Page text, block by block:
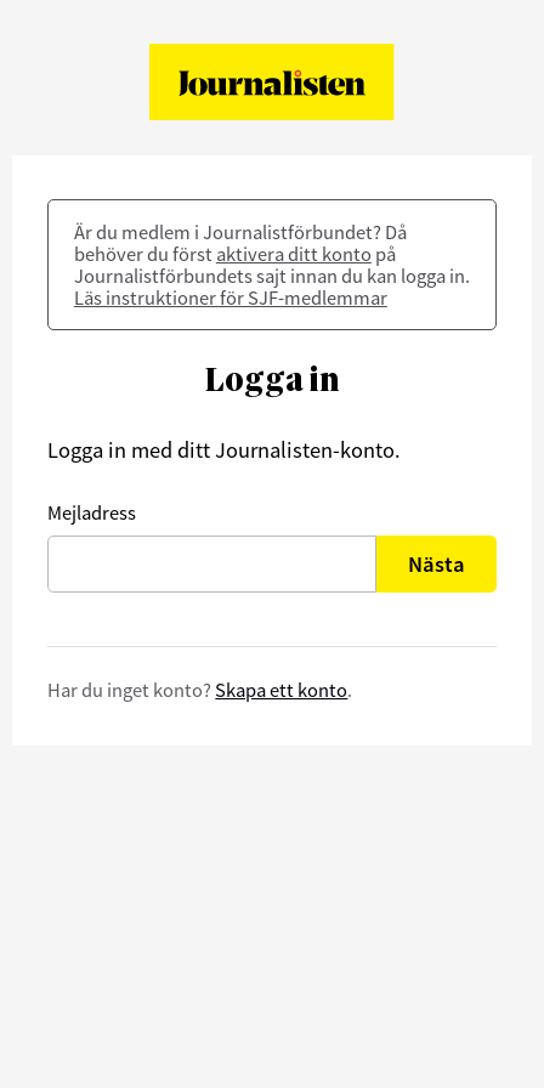
Är du medlem i Journalistförbundet? Då
behöver du först aktivera ditt konto på
Journalistförbundets sajt innan du kan logga in.
Läs instruktioner för SJF-medlemmar
Logga in
Logga in med ditt Journalisten-konto.
Mejladress
Nästa
Har du inget konto? Skapa ett konto.